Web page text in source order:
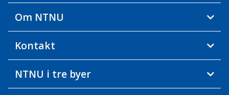
Om NTNU
Kontakt
NTNU i tre byer